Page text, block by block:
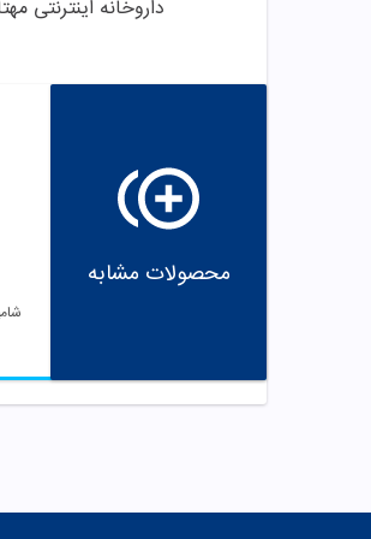
داروخانه اینترنتی
محصولات مشابه